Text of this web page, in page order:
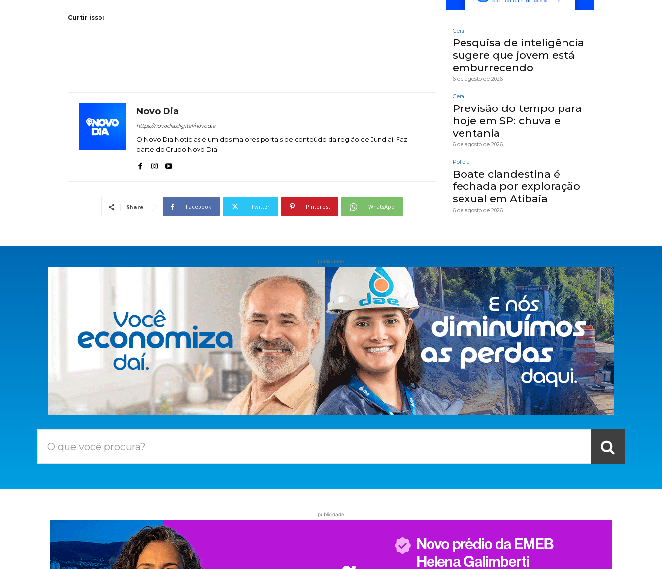
Curtir isso:
Novo Dia
https://novodia.digital/novodia
O Novo Dia Notícias é um dos maiores portais de conteúdo da região de Jundiaí. Faz
parte do Grupo Novo Dia.
Share Facebook Twitter Pinterest WhatsApp
Geral
Pesquisa de inteligência
sugere que jovem está
emburrecendo
6 de agosto de 2026
Geral
Previsão do tempo para
hoje em SP: chuva e
ventania
6 de agosto de 2026
Polícia
Boate clandestina é
fechada por exploração
sexual em Atibaia
6 de agosto de 2026
publicidade
O que você procura?
publicidade